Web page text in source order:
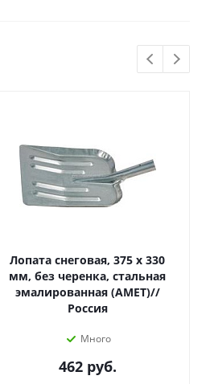
Лопата снеговая, 375 х 330
мм, без черенка, стальная
эмалированная (АМЕТ)//
Россия
Много
462руб.